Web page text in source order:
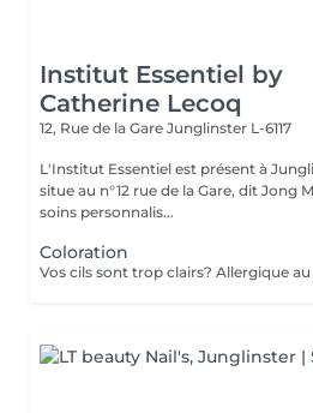
Institut Essentiel by
Catherine Lecoq
12, Rue de la Gare Junglinster L-6117
L'Institut Essentiel est présent à
situe au n°12 rue de la Gare, dit Jong Mëtt. Essentiel
soins personnalis...
Coloration